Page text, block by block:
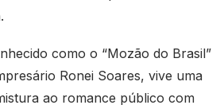
como o “Mozão do Brasil”
Ronei Soares, vive uma
ao romance público com